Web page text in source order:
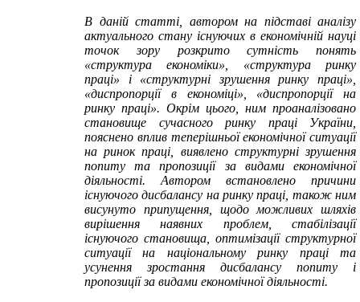
В даній статті, автором на підставі аналізу
актуального стану існуючих в економічній науці
точок зору розкрито сутність понять
«структура економіки»,
«структура ринку
праці» і «структурні зрушення ринку праці»,
«диспропорції в економіці», «диспропорції на
ринку праці». Окрім цього, ним проаналізовано
становище сучасного ринку праці України,
пояснено вплив теперішньої економічної ситуації
на ринок праці, виявлено структурні зрушення
попиту та пропозиціїза видами економічної
діяльності. Автором встановлено причини
існуючого дисбалансу на ринку праці, також ним
висунуто припущення, щодо можливих шляхів
вирішення наявних проблем, стабілізації
існуючого становища, оптимізації структурної
ситуації на національному ринку праці та
усунення зростання дисбалансу попиту і
пропозиціїза видами економічної діяльності.